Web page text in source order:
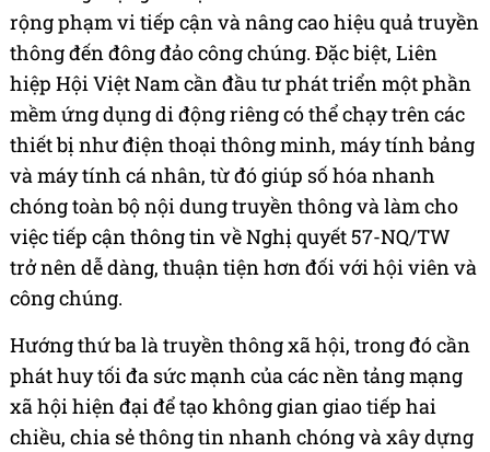
rộng phạm vi tiếp cận và nâng cao hiệu quả truyền
thông đến đông đảo công chúng. Đặc biệt, Liên
hiệp Hội Việt Nam cần đầu tư phát triển một phần
mềm ứng dụng di động riêng có thể chạy trên các
thiết bị như điện thoại thông minh, máy tính bảng
và máy tính cá nhân, từ đó giúp số hóa nhanh
chóng toàn bộ nội dung truyền thông và làm cho
việc tiếp cận thông tin về Nghị quyết 57-NQ/TW
trở nên dễ dàng, thuận tiện hơn đối với hội viên và
công chúng.
Hướng thứ ba là truyền thông xã hội, trong đó cần
phát huy tối đa sức mạnh của các nền tảng mạng
xã hội hiện đại để tạo không gian giao tiếp hai
chiều, chia sẻ thông tin nhanh chóng và xây dựng